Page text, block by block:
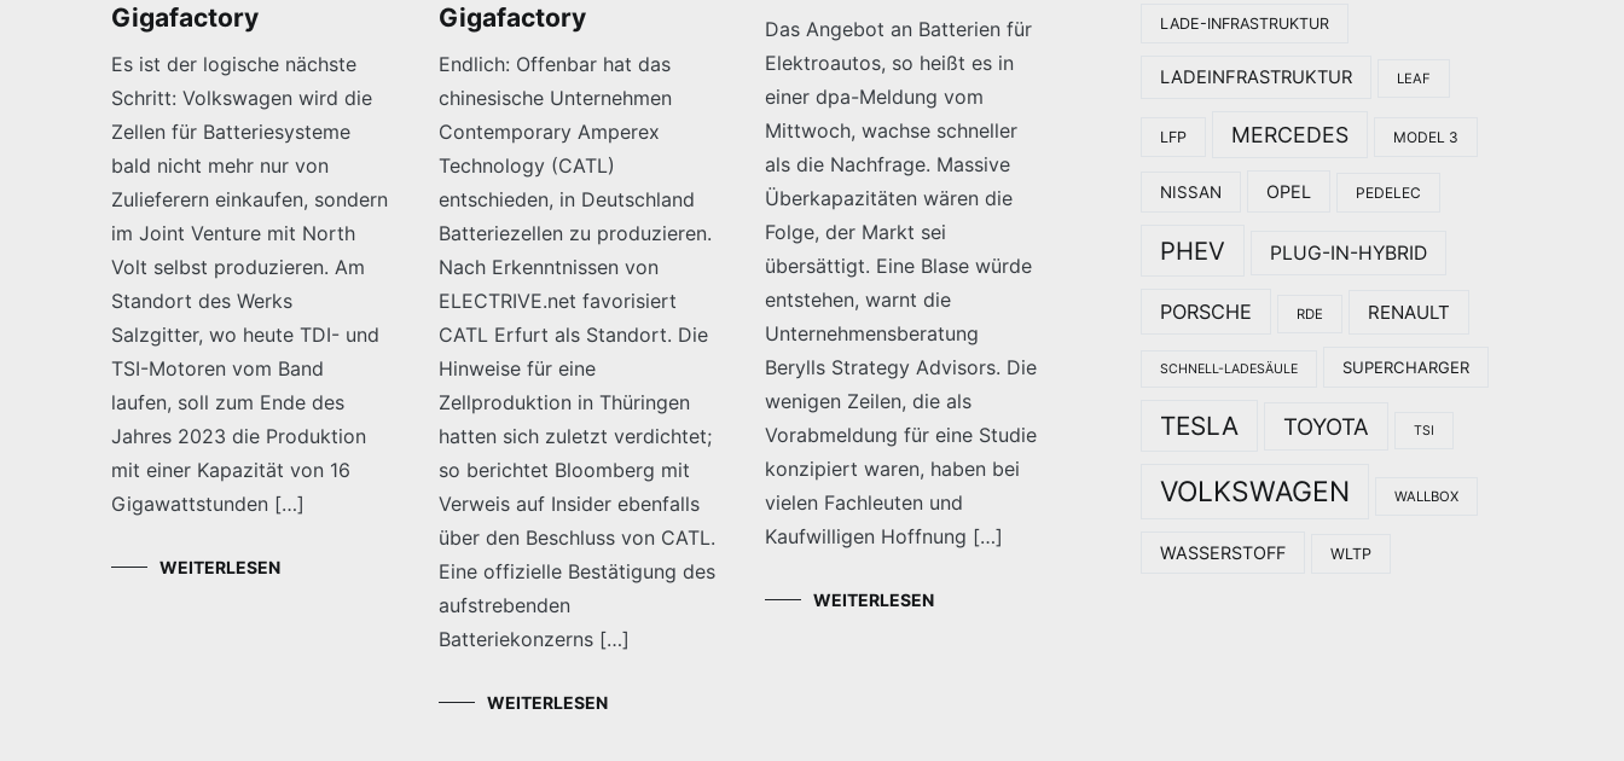
Gigafactory
Es ist der logische nächste
Schritt: Volkswagen wird die
Zellen für Batteriesysteme
bald nicht mehr nur von
Zulieferern einkaufen, sondern
im Joint Venture mit North
Volt selbst produzieren. Am
Standort des Werks
Salzgitter, wo heute TDI- und
TSI-Motoren vom Band
laufen, soll zum Ende des
Jahres 2023 die Produktion
mit einer Kapazität von 16
Gigawattstunden […]
WEITERLESEN
Gigafactory
Endlich: Offenbar hat das
chinesische Unternehmen
Contemporary Amperex
Technology (CATL)
entschieden, in Deutschland
Batteriezellen zu produzieren.
Nach Erkenntnissen von
ELECTRIVE.net favorisiert
CATL Erfurt als Standort. Die
Hinweise für eine
Zellproduktion in Thüringen
hatten sich zuletzt verdichtet;
so berichtet Bloomberg mit
Verweis auf Insider ebenfalls
über den Beschluss von CATL.
Eine offizielle Bestätigung des
aufstrebenden
Batteriekonzerns […]
WEITERLESEN
Das Angebot an Batterien für
Elektroautos, so heißt es in
einer dpa-Meldung vom
Mittwoch, wachse schneller
als die Nachfrage. Massive
Überkapazitäten wären die
Folge, der Markt sei
übersättigt. Eine Blase würde
entstehen, warnt die
Unternehmensberatung
Berylls Strategy Advisors. Die
wenigen Zeilen, die als
Vorabmeldung für eine Studie
konzipiert waren, haben bei
vielen Fachleuten und
Kaufwilligen Hoffnung […]
WEITERLESEN
LADE-INFRASTRUKTUR
LADEINFRASTRUKTUR LEAF
LFP MERCEDES MODEL 3
NISSAN OPEL PEDELEC
PHEV PLUG-IN-HYBRID
PORSCHE RDE RENAULT
SCHNELL-LADESÄULE SUPERCHARGER
TESLA TOYOTA TSI
VOLKSWAGEN WALLBOX
WASSERSTOFF WLTP